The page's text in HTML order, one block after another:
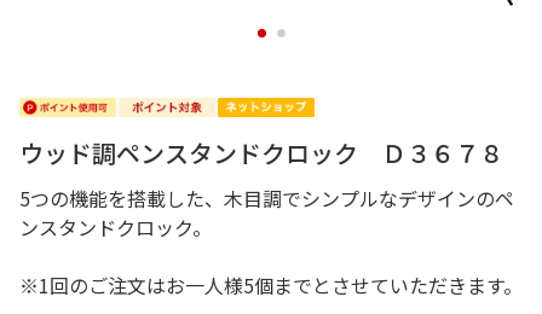
1 2
ウッド調ペンスタンドクロック Ｄ３６７８
5つの機能を搭載した、木目調でシンプルなデザインのペ
ンスタンドクロック。
※1回のご注文はお一人様5個までとさせていただきます。